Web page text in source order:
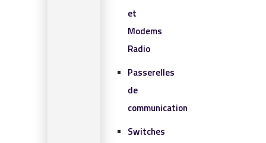
et
Modems
Radio
Passerelles
de
communication
Switches